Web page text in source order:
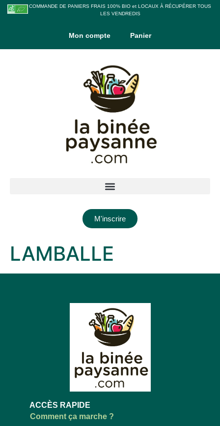
COMMANDE DE PANIERS FRAIS 100% BIO et LOCAUX À RÉCUPÉRER TOUS
LES VENDREDIS
Mon compte Panier
M'inscrire
LAMBALLE
ACCÈS RAPIDE
Comment ça marche ?